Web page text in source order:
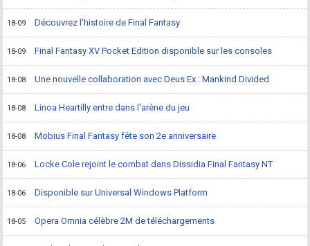
18-09 Découvrez l'histoire de Final Fantasy
18-09 Final Fantasy XV Pocket Edition disponible sur les consoles
18-08 Une nouvelle collaboration avec Deus Ex : Mankind Divided
18-08 Linoa Heartilly entre dans l'arène du jeu
18-08 Mobius Final Fantasy fête son 2e anniversaire
18-06 Locke Cole rejoint le combat dans Dissidia Final Fantasy NT
18-06 Disponible sur Universal Windows Platform
18-05 Opera Omnia célèbre 2M de téléchargements